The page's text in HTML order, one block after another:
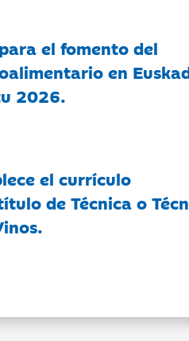
el fomento del
en
2026.
el currículo
de Técnica o